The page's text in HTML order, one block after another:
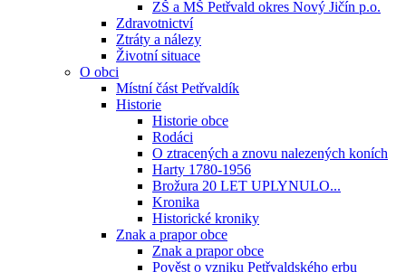
ZŠ a MŠ Petřvald okres Nový Jičín p.o.
Zdravotnictví
Ztráty a nálezy
Životní situace
O obci
Místní část Petřvaldík
Historie
Historie obce
Rodáci
O ztracených a znovu nalezených koních
Harty 1780-1956
Brožura 20 LET UPLYNULO...
Kronika
Historické kroniky
Znak a prapor obce
Znak a prapor obce
Pověst o vzniku Petřvaldského erbu